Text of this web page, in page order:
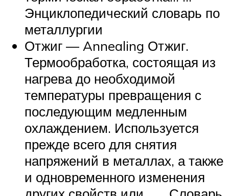
Энциклопедический словарь по
металлургии
Отжиг — Annealing Отжиг.
Термообработка, состоящая из
нагрева до необходимой
температуры превращения с
последующим медленным
охлаждением. Используется
прежде всего для снятия
напряжений в металлах, а также
и одновременного изменения